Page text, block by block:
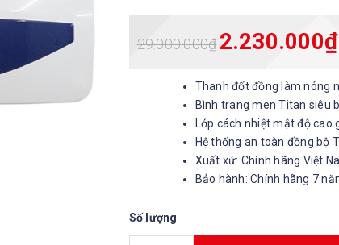
29.000.000₫ 2.230.000₫
Thanh đốt đồng làm nóng
Bình trang men Titan siêu
Lớp cách nhiệt mật độ cao
Hệ thống an toàn đồng bộ
Xuất xứ: Chính hãng Việt
Bảo hành: Chính hãng 7
Số lượng